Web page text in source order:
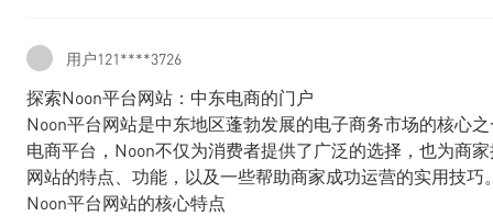
用户121****3726
探索Noon平台网站：中东电商的门户
Noon平台网站是中东地区蓬勃发展的电子商务市场的核心
电商平台，Noon不仅为消费者提供了广泛的选择，也为商
网站的特点、功能，以及一些帮助商家成功运营的实用技巧
Noon平台网站的核心特点